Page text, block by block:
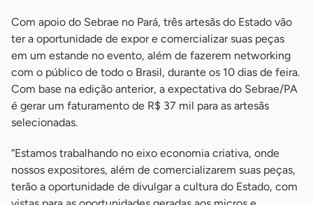
Com apoio do Sebrae no Pará, três artesãs do Estado vão
ter a oportunidade de expor e comercializar suas peças
em um estande no evento, além de fazerem networking
com o público de todo o Brasil, durante os 10 dias de feira.
Com base na edição anterior, a expectativa do Sebrae/PA
é gerar um faturamento de R$ 37 mil para as artesãs
selecionadas.
“Estamos trabalhando no eixo economia criativa, onde
nossos expositores, além de comercializarem suas peças,
terão a oportunidade de divulgar a cultura do Estado, com